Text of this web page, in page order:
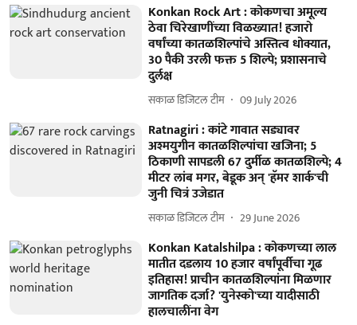
Konkan Rock Art : कोकणचा अमूल्य
ठेवा चिरेखाणींच्या विळख्यात! हजारो
वर्षांच्या कातळशिल्पांचे अस्तित्व धोक्यात,
30 पैकी उरली फक्त 5 शिल्पे; प्रशासनाचे
दुर्लक्ष
सकाळ डिजिटल टीम 09 July 2026
Ratnagiri : कांटे गावात सड्यावर
अश्मयुगीन कातळशिल्पांचा खजिना; 5
ठिकाणी सापडली 67 दुर्मीळ कातळशिल्पे; 4
मीटर लांब मगर, बेडूक अन् 'हॅमर शार्क'ची
जुनी चित्रं उजेडात
सकाळ डिजिटल टीम 29 June 2026
Konkan Katalshilpa : कोकणच्या लाल
मातीत दडलाय 10 हजार वर्षांपूर्वीचा गूढ
इतिहास! प्राचीन कातळशिल्पांना मिळणार
जागतिक दर्जा? 'युनेस्को'च्या यादीसाठी
हालचालींना वेग